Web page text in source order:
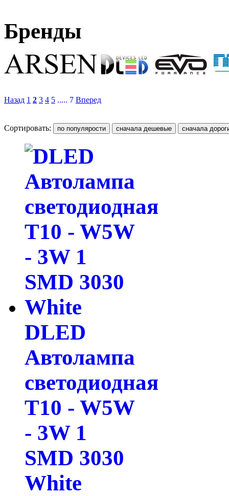
Бренды
Назад 1 2 3 4 5 ..... 7 Вперед
Сортировать:
DLED
Автолампа
светодиодная
T10 - W5W
- 3W 1
SMD 3030
White